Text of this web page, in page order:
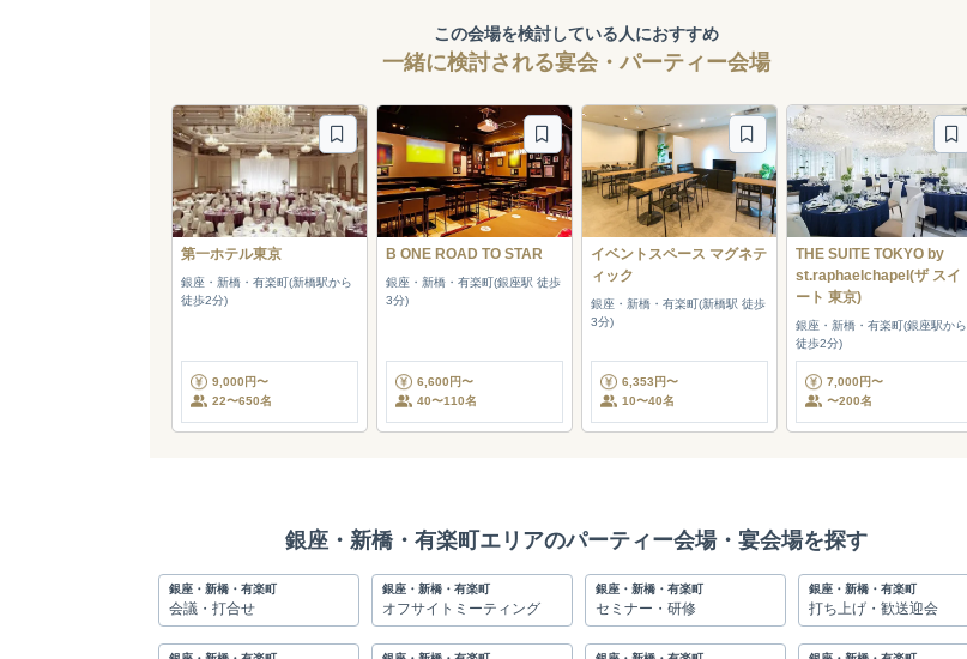
この会場を検討している人におすすめ
一緒に検討される宴会・パーティー会場
第一ホテル東京
銀座・新橋・有楽町(新橋駅から
徒歩2分)
9,000円〜
22〜650名
B ONE ROAD TO STAR
銀座・新橋・有楽町(銀座駅 徒歩
3分)
6,600円〜
40〜110名
イベントスペース マグネテ
ィック
銀座・新橋・有楽町(新橋駅 徒歩
3分)
6,353円〜
10〜40名
THE SUITE TOKYO by
st.raphaelchapel(ザ スイ
ート 東京)
銀座・新橋・有楽町(銀座駅から
徒歩2分)
7,000円〜
〜200名
銀座・新橋・有楽町エリアのパーティー会場・宴会場を探す
銀座・新橋・有楽町
会議・打合せ
銀座・新橋・有楽町
オフサイトミーティング
銀座・新橋・有楽町
セミナー・研修
銀座・新橋・有楽町
打ち上げ・歓送迎会